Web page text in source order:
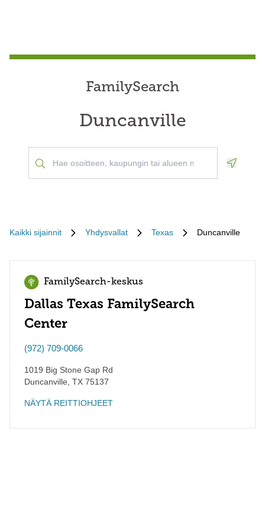
FamilySearch
Duncanville
Kaikki sijainnit Yhdysvallat Texas Duncanville
FamilySearch-keskus
Dallas Texas FamilySearch
Center
(972) 709-0066
1019 Big Stone Gap Rd
Duncanville TX 75137
NÄYTÄ REITTIOHJEET